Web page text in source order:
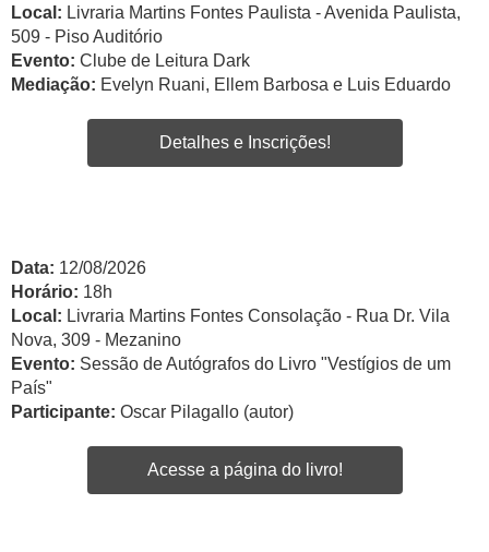
Local: Livraria Martins Fontes Paulista - Avenida Paulista,
509 - Piso Auditório
Evento: Clube de Leitura Dark
Mediação: Evelyn Ruani, Ellem Barbosa e Luis Eduardo
Detalhes e Inscrições!
Data: 12/08/2026
Horário: 18h
Local: Livraria Martins Fontes Consolação - Rua Dr. Vila
Nova, 309 - Mezanino
Evento: Sessão de Autógrafos do Livro "Vestígios de um
País"
Participante: Oscar Pilagallo (autor)
Acesse a página do livro!